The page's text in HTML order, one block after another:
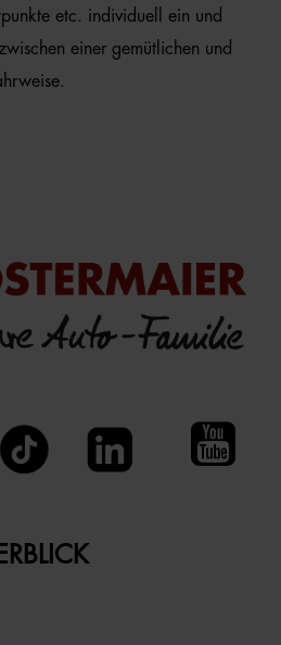
etc. individuell ein und
einer gemütlichen und